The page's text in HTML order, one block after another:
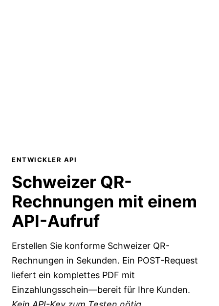
ENTWICKLER API
Schweizer QR-
Rechnungen mit einem
API-Aufruf
Erstellen Sie konforme Schweizer QR-
Rechnungen in Sekunden. Ein POST-Request
liefert ein komplettes PDF mit
Einzahlungsschein—bereit für Ihre Kunden.